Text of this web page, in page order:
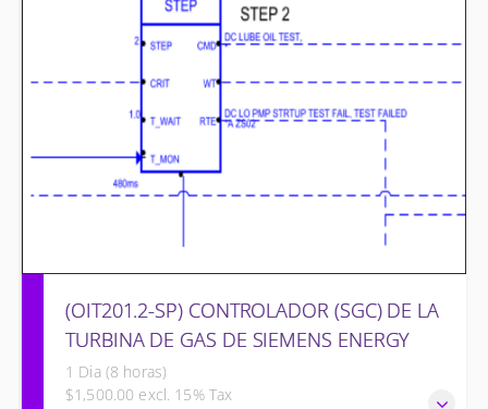
(OIT201.2-SP) CONTROLADOR (SGC) DE LA
TURBINA DE GAS DE SIEMENS ENERGY
1 Dia (8 horas)
$1,500.00 excl. 15% Tax